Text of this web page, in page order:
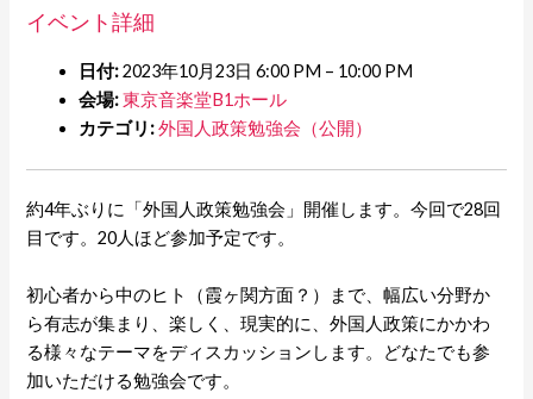
イベント詳細
日付:2023年10月23日 6:00 PM – 10:00 PM
会場:東京音楽堂B1ホール
カテゴリ:外国人政策勉強会（公開）
約4年ぶりに「外国人政策勉強会」開催します。今回で28回
目です。20人ほど参加予定です。
初心者から中のヒト（霞ヶ関方面？）まで、幅広い分野か
ら有志が集まり、楽しく、現実的に、外国人政策にかかわ
る様々なテーマをディスカッションします。どなたでも参
加いただける勉強会です。